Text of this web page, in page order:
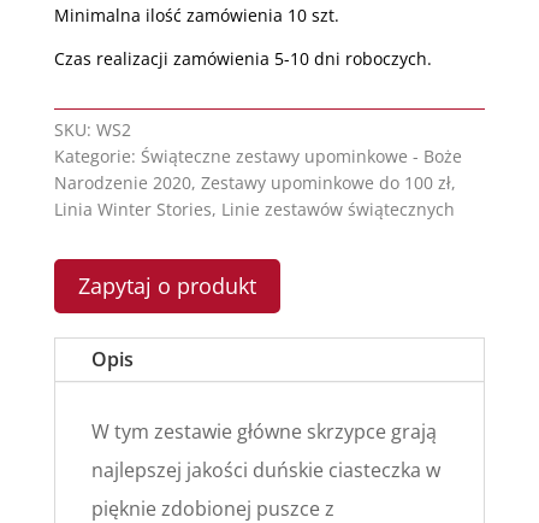
Minimalna ilość zamówienia 10 szt.
Czas realizacji zamówienia 5-10 dni roboczych.
SKU: WS2
Kategorie: Świąteczne zestawy upominkowe - Boże
Narodzenie 2020, Zestawy upominkowe do 100 zł,
Linia Winter Stories, Linie zestawów świątecznych
Zapytaj o produkt
Opis
W tym zestawie główne skrzypce grają
najlepszej jakości duńskie ciasteczka w
pięknie zdobionej puszce z